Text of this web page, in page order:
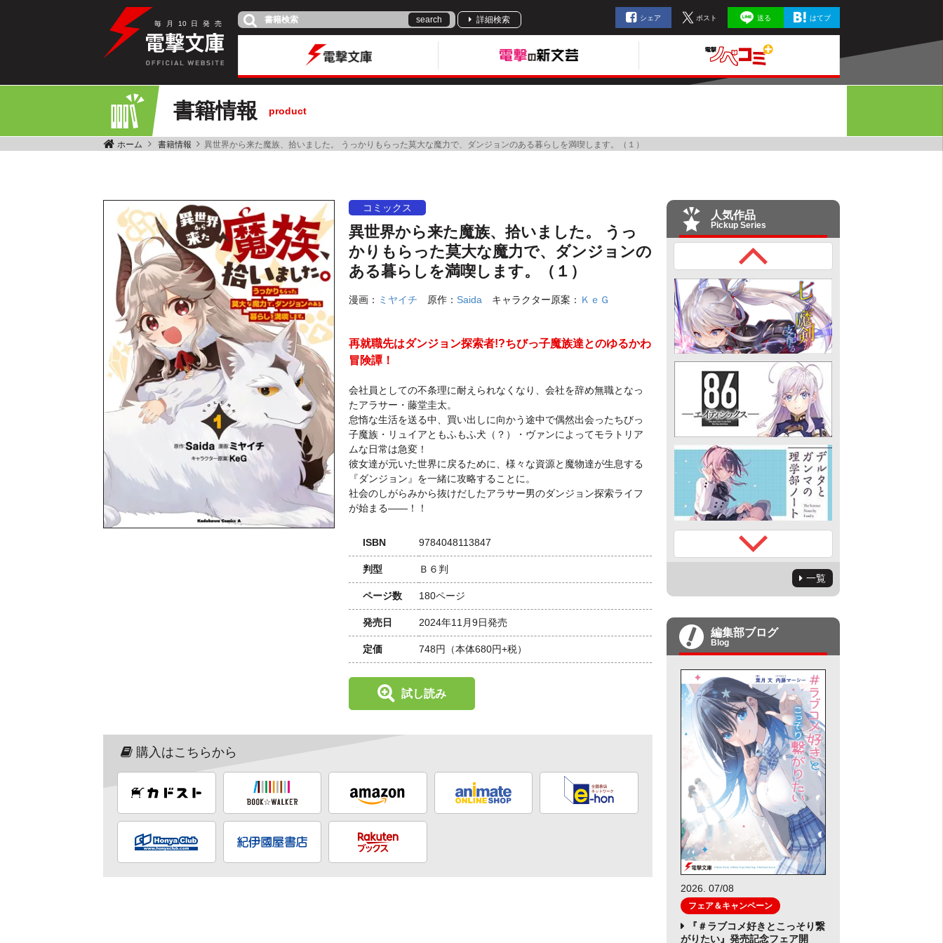
毎 月 10 日 発 売 search 詳細検索 シェア ポスト 送る はてブ
書籍情報 product
ホーム 書籍情報 異世界から来た魔族、拾いました。 うっかりもらった莫大な魔力で、ダンジョンのある暮らしを満喫します。（１）
コミックス
異世界から来た魔族、拾いました。 うっ
かりもらった莫大な魔力で、ダンジョンの
ある暮らしを満喫します。（１）
漫画： ミヤイチ 原作： Saida キャラクター原案： ＫｅＧ
再就職先はダンジョン探索者!?ちびっ子魔族達とのゆるかわ
冒険譚！
会社員としての不条理に耐えられなくなり、会社を辞め無職となっ
たアラサー・藤堂圭太。
怠惰な生活を送る中、買い出しに向かう途中で偶然出会ったちびっ
子魔族・リュイアともふもふ犬（？）・ヴァンによってモラトリア
ムな日常は急変！
彼女達が元いた世界に戻るために、様々な資源と魔物達が生息する
『ダンジョン』を一緒に攻略することに。
社会のしがらみから抜けだしたアラサー男のダンジョン探索ライフ
が始まる――！！
ISBN 9784048113847
判型 Ｂ６判
ページ数 180ページ
発売日 2024年11月9日発売
定価 748円 （本体680円+税）
試し読み
購入はこちらから
人気作品
Pickup Series
一覧
編集部ブログ
Blog
2026. 07/08
フェア＆キャンペーン
『＃ラブコメ好きとこっそり繋
がりたい』発売記念フェア開